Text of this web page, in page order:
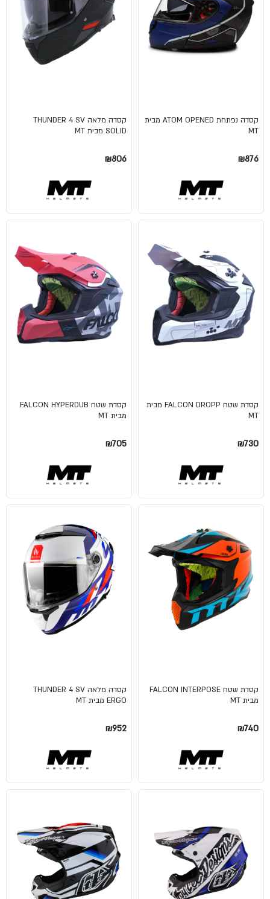
קסדה נפתחת ATOM OPENED מבית
MT
₪876
קסדה מלאה THUNDER 4 SV
SOLID מבית MT
₪806
קסדת שטח FALCON DROPP מבית
MT
₪730
קסדת שטח FALCON HYPERDUB
מבית MT
₪705
קסדת שטח FALCON INTERPOSE
מבית MT
₪740
קסדה מלאה THUNDER 4 SV
ERGO מבית MT
₪952